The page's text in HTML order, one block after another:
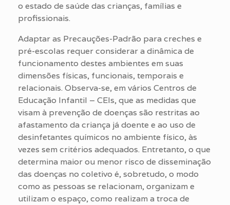
o estado de saúde das crianças, famílias e
profissionais.
Adaptar as Precauções-Padrão para creches e
pré-escolas requer considerar a dinâmica de
funcionamento destes ambientes em suas
dimensões físicas, funcionais, temporais e
relacionais. Observa-se, em vários Centros de
Educação Infantil – CEIs, que as medidas que
visam à prevenção de doenças são restritas ao
afastamento da criança já doente e ao uso de
desinfetantes químicos no ambiente físico, às
vezes sem critérios adequados. Entretanto, o que
determina maior ou menor risco de disseminação
das doenças no coletivo é, sobretudo, o modo
como as pessoas se relacionam, organizam e
utilizam o espaço, como realizam a troca de